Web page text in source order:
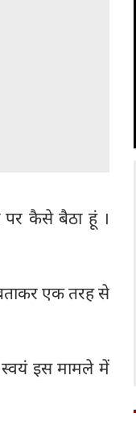
पर कैसे बैठा हूं ।
एक तरह से
स्वयं इस मामले में